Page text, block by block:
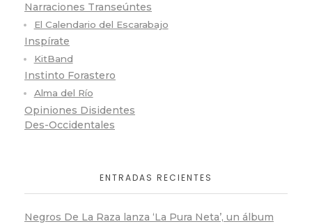
Narraciones Transeúntes
El Calendario del Escarabajo
Inspírate
KitBand
Instinto Forastero
Alma del Río
Opiniones Disidentes
Des-Occidentales
ENTRADAS RECIENTES
Negros De La Raza lanza ‘La Pura Neta’, un álbum